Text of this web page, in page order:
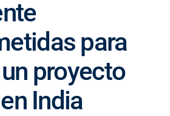
para
proyecto
India